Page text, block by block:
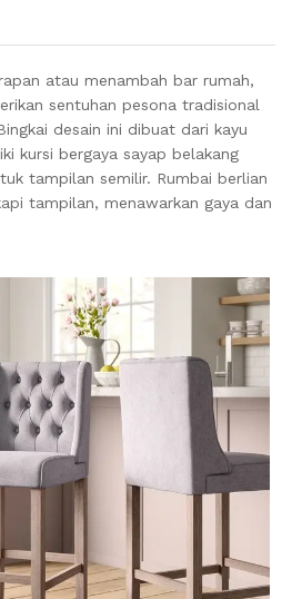
atau menambah bar rumah,
sentuhan pesona tradisional
desain ini dibuat dari kayu
kursi bergaya sayap belakang
tampilan semilir. Rumbai berlian
tampilan, menawarkan gaya dan